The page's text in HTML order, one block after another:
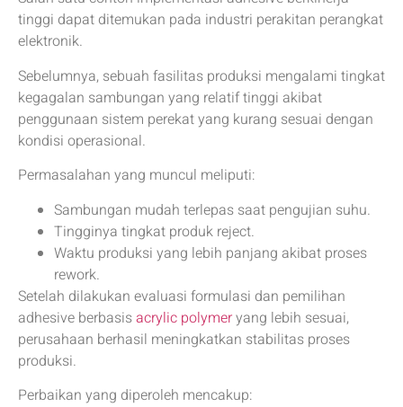
tinggi dapat ditemukan pada industri perakitan perangkat
elektronik.
Sebelumnya, sebuah fasilitas produksi mengalami tingkat
kegagalan sambungan yang relatif tinggi akibat
penggunaan sistem perekat yang kurang sesuai dengan
kondisi operasional.
Permasalahan yang muncul meliputi:
Sambungan mudah terlepas saat pengujian suhu.
Tingginya tingkat produk reject.
Waktu produksi yang lebih panjang akibat proses
rework.
Setelah dilakukan evaluasi formulasi dan pemilihan
adhesive berbasisacrylic polymeryang lebih sesuai,
perusahaan berhasil meningkatkan stabilitas proses
produksi.
Perbaikan yang diperoleh mencakup: